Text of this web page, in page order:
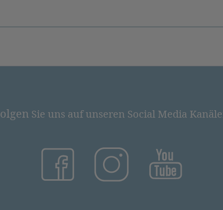
Sie uns auf unseren Social Media
(öffnet in neuem Tab)(öffnet in neuem Tab)